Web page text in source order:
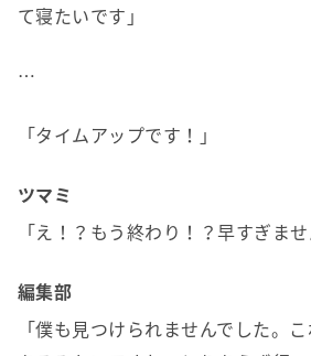
て寝たいです」
…
「タイムアップです！」
ツマミ
「え！？もう終わり！？早すぎませ
編集部
「僕も見つけられませんでした。